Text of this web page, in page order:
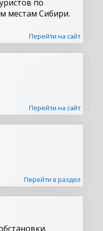
по
местам Сибири.
Перейти на сайт
Перейти на сайт
Перейти в раздел